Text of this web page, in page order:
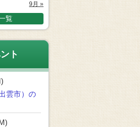
9月 »
覧
ト
雲市）の